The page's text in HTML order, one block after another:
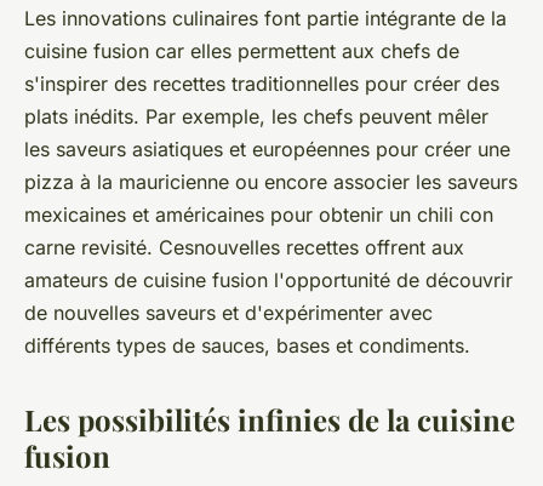
Les innovations culinaires font partie intégrante de la
cuisine fusion car elles permettent aux chefs de
s'inspirer des recettes traditionnelles pour créer des
plats inédits. Par exemple, les chefs peuvent mêler
les saveurs asiatiques et européennes pour créer une
pizza à la mauricienne ou encore associer les saveurs
mexicaines et américaines pour obtenir un chili con
carne revisité. Cesnouvelles recettes offrent aux
amateurs de cuisine fusion l'opportunité de découvrir
de nouvelles saveurs et d'expérimenter avec
différents types de sauces, bases et condiments.
Les possibilités infinies de la cuisine
fusion